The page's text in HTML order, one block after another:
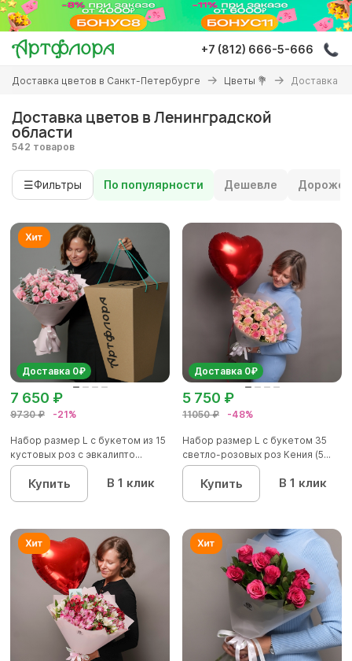
Перейти
основному
содержанию
+7 (812) 666-5-666
Вы
здесь
Доставка цветов в Санкт-Петербурге Цветы 💐 Доставка
Доставка цветов в Ленинградской
области
542 товаров
☰Фильтры По популярности Дешевле Дороже
Доставка 0₽
9730 ₽ -21%
7 650 ₽
Набор размер L с букетом из 15
кустовых роз с эвкалипто...
Купить В 1 клик
Доставка 0₽
11050 ₽ -48%
5 750 ₽
Набор размер L с букетом 35
светло-розовых роз Кения (5...
Купить В 1 клик